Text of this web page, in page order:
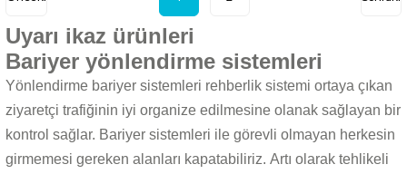
Uyarı ikaz ürünleri
Bariyer yönlendirme sistemleri
Yönlendirme bariyer sistemleri rehberlik sistemi ortaya çıkan
ziyaretçi trafiğinin iyi organize edilmesine olanak sağlayan bir
kontrol sağlar. Bariyer sistemleri ile görevli olmayan herkesin
girmemesi gereken alanları kapatabiliriz. Artı olarak tehlikeli